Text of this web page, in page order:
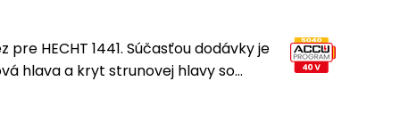
HECHT 1441. Súčasťou dodávky je
hlava a kryt strunovej hlavy so